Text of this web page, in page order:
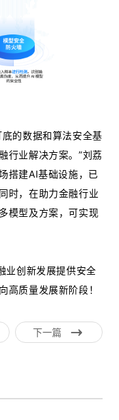
的数据和算法安全基
行业解决方案。”刘荔
搭建AI基础设施，已
时，在助力金融行业
模型及方案，可实现
业创新发展提供安全
高质量发展新阶段！
下一篇